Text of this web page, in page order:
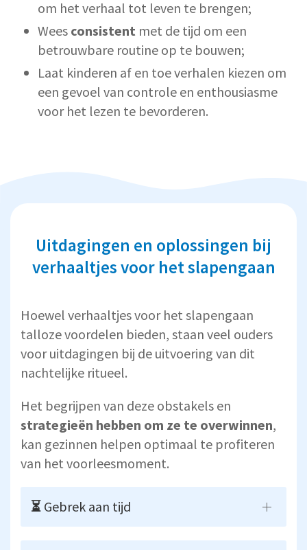
om het verhaal tot leven te brengen;
Wees consistent met de tijd om een
betrouwbare routine op te bouwen;
Laat kinderen af en toe verhalen kiezen om
een gevoel van controle en enthousiasme
voor het lezen te bevorderen.
Uitdagingen en oplossingen bij
verhaaltjes voor het slapengaan
Hoewel verhaaltjes voor het slapengaan
talloze voordelen bieden, staan veel ouders
voor uitdagingen bij de uitvoering van dit
nachtelijke ritueel.
Het begrijpen van deze obstakels en
strategieën hebben om ze te overwinnen,
kan gezinnen helpen optimaal te profiteren
van het voorleesmoment.
⏳ Gebrek aan tijd